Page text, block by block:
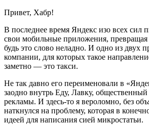
Привет, Хабр!
В последнее время Яндекс изо всех сил
свои мобильные приложения, превращая
будь это слово неладно. И одно из двух
компании, для которых такое
заметно — это такси.
Не так давно его переименовали в
заодно внутрь Еду, Лавку, общественный
рекламы. И здесь-то я вероломно, без
наткнулся на проблему, которая в
идеей для написания сией микростатьи.